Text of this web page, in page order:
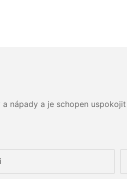
nápady a je schopen